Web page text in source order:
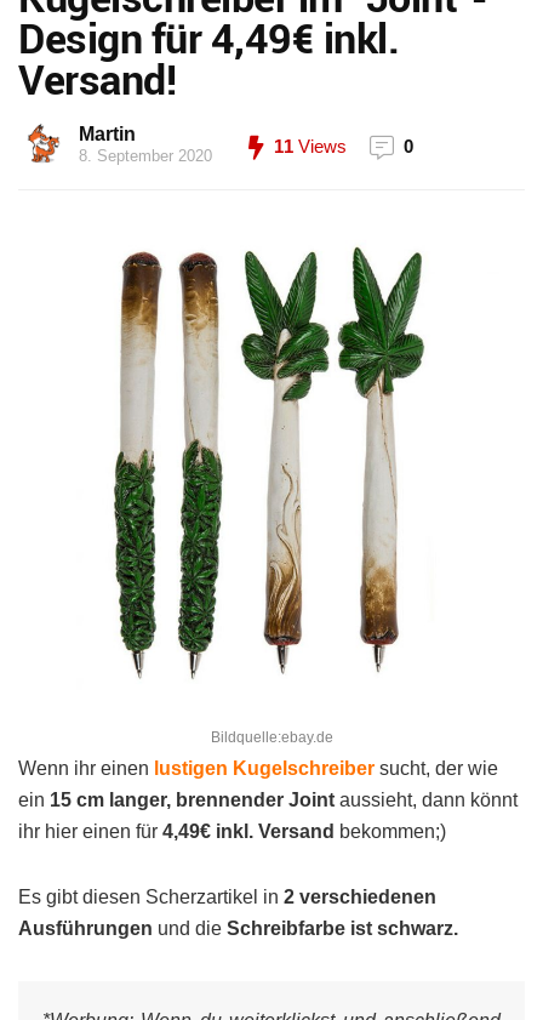
Design für 4,49€ inkl.
Versand!
Martin
8. September 2020 11 Views 0
Bildquelle:ebay.de
Wenn ihr einen lustigen Kugelschreiber sucht, der wie
ein 15 cm langer, brennender Joint aussieht, dann könnt
ihr hier einen für 4,49€ inkl. Versand bekommen;)
Es gibt diesen Scherzartikel in 2 verschiedenen
Ausführungen und die Schreibfarbe ist schwarz.